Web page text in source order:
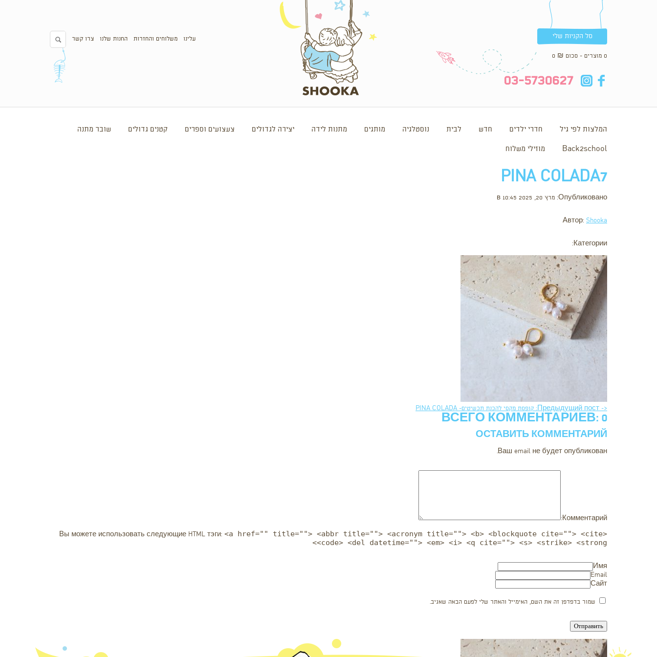
עלינו משלוחים והחזרות החנות שלנו צרו קשר סל הקניות שלי
0 מוצרים - סכום 0 ₪
fb
in
03-5730627
המלצות לפי גיל חדרי ילדים חדש לבית נוסטלגיה מותגים מתנות לידה יצירה לגדולים צעצועים וספרים קטנים גדולים
Back2school מוזילי משלוח
שובר מתנה
PINA COLADA7
Опубликовано: מרץ 20, 2025 в 10:45
Автор: Shooka
Категории:
<- Предыдущий пост: קופסת מקסי להכנת תכשיטים- PINA COLADA
ВСЕГО КОММЕНТАРИЕВ: 0
ОСТАВИТЬ КОММЕНТАРИЙ
Ваш email не будет опубликован.
Комментарий:
Вы можете использовать следующие HTML тэги: <a href="" title=""> <abbr title=""> <acronym title=""> <b> <blockquote cite=""> <cite>
<code> <del datetime=""> <em> <i> <q cite=""> <s> <strike> <strong>
Имя
Email
Сайт
שמור בדפדפן זה את השם, האימייל והאתר שלי לפעם הבאה שאגיב.